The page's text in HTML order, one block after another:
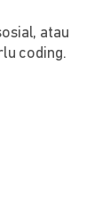
atau
coding.